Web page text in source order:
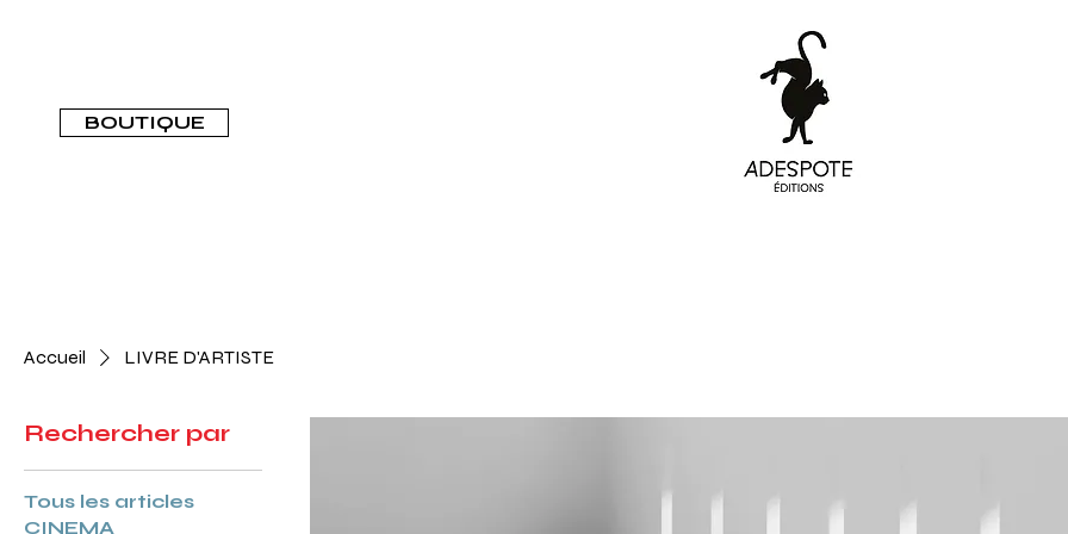
BOUTIQUE
Accueil LIVRE D'ARTISTE
Rechercher par
Tous les articles
CINEMA